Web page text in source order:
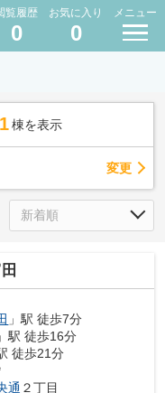
覧履歴
0
お気に入り
0
メニュー
棟を表示
変更
」駅 徒歩7分
」駅 徒歩16分
徒歩21分
通 ２丁目